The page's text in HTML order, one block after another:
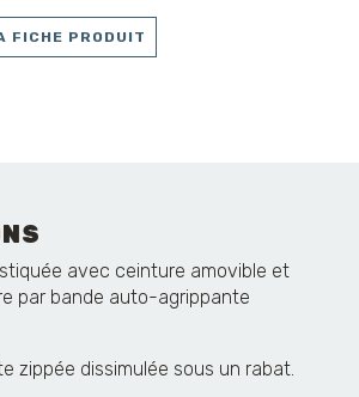
FICHE PRODUIT
avec ceinture amovible et
par bande auto-agrippante
zippée dissimulée sous un rabat.